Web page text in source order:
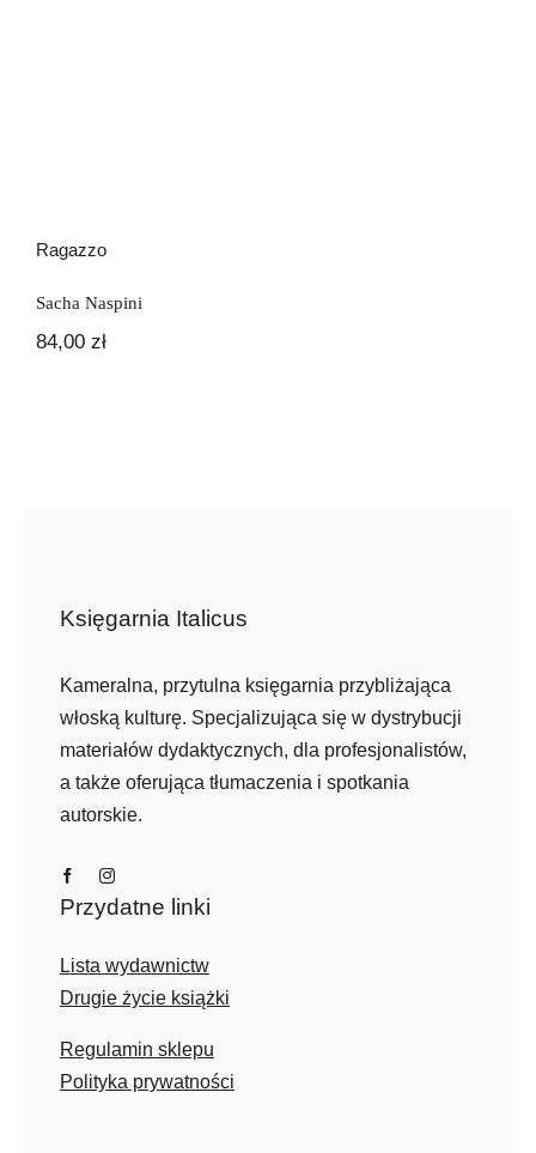
Ragazzo
Sacha Naspini
84,00 zł
Księgarnia Italicus
Kameralna, przytulna księgarnia przybliżająca
włoską kulturę. Specjalizująca się w dystrybucji
materiałów dydaktycznych, dla profesjonalistów,
a także oferująca tłumaczenia i spotkania
autorskie.
Przydatne linki
Lista wydawnictw
Drugie życie książki
Regulamin sklepu
Polityka prywatności